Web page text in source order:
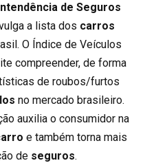
de Seguros
a lista dos carros
O Índice de Veículos
compreender, de forma
de roubos/furtos
no mercado brasileiro.
auxilia o consumidor na
e também torna mais
de seguros.